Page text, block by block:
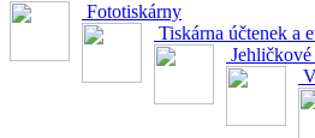
Fototiskárny
Tiskárna účtenek a